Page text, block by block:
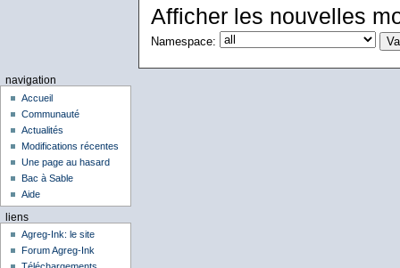
Afficher les nouvelles
Namespace:
navigation
Accueil
Communauté
Actualités
Modifications récentes
Une page au hasard
Bac à Sable
Aide
liens
Agreg-Ink: le site
Forum Agreg-Ink